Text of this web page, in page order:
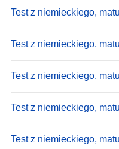
Test z niemieckiego,
Test z niemieckiego,
Test z niemieckiego,
Test z niemieckiego,
Test z niemieckiego,